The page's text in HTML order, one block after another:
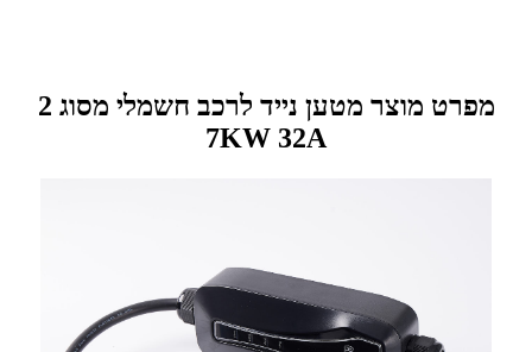
מפרט מוצר מטען נייד לרכב חשמלי מסוג 2
7KW 32A